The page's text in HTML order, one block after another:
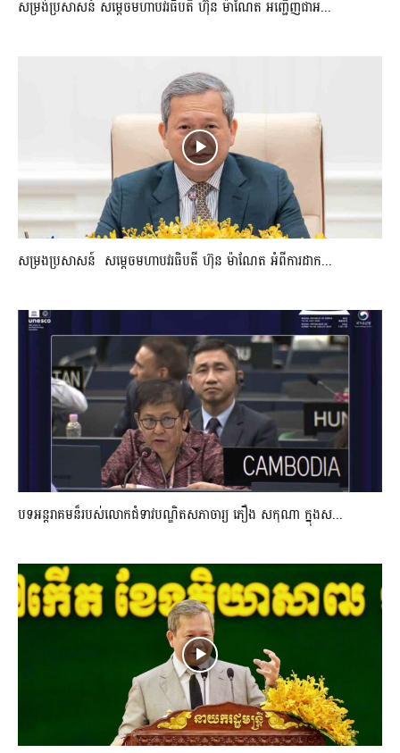
សម្រង់ប្រសាសន៍ សម្ដេចមហាបវរធិបតី ហ៊ុន ម៉ាណែត អញ្ជើញជាអ...
សម្រងប្រសាសន៍ សម្ដេចមហាបវរធិបតី ហ៊ុន ម៉ាណែត អំពីការដាក...
បទអន្តរាគមន៏របស់លោកជំទាវបណ្ឌិតសភាចារ្យ ភឿង សកុណា ក្នុងស...